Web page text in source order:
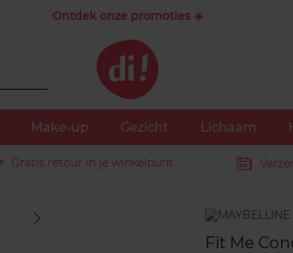
Ontdek onze promoties ☀️
Make-up Gezicht Lichaam
Gratis retour in je winkelpunt
Merk
Fit Me